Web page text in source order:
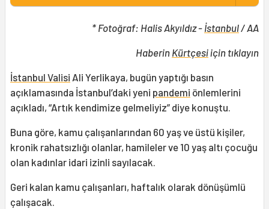
* Fotoğraf: Halis Akyıldız - İstanbul/ AA
Haberin Kürtçesiiçin tıklayın
İstanbul Valisi Ali Yerlikaya, bugün yaptığı basın
açıklamasında İstanbul’daki yeni pandemi önlemlerini
açıkladı, “Artık kendimize gelmeliyiz” diye konuştu.
Buna göre, kamu çalışanlarından 60 yaş ve üstü kişiler,
kronik rahatsızlığı olanlar, hamileler ve 10 yaş altı çocuğu
olan kadınlar idari izinli sayılacak.
Geri kalan kamu çalışanları, haftalık olarak dönüşümlü
çalışacak.